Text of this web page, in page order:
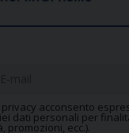
privacy acconsento
dati personali per
promozioni, ecc.).